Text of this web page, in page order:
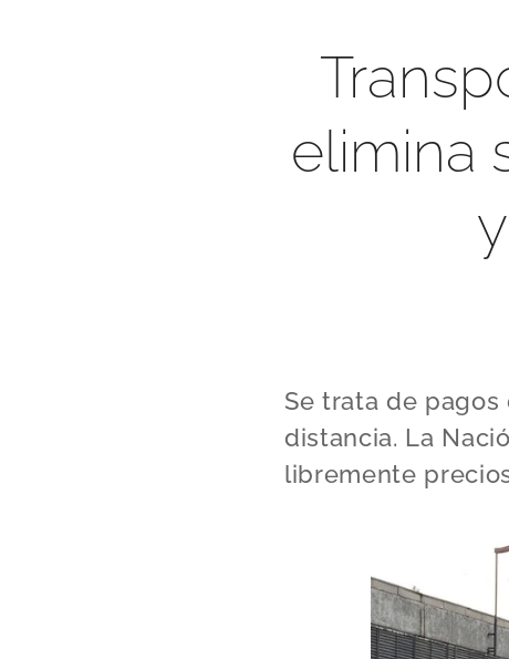
elimina
Se trata de pagos
distancia. La
libremente